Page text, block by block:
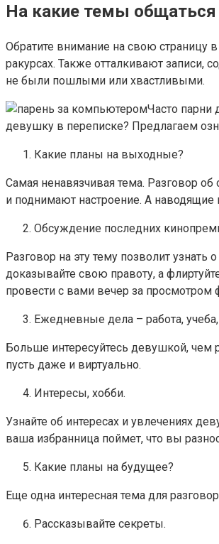
На какие темы общаться
Обратите внимание на свою страницу
ракурсах. Также отталкивают
не были пошлыми или хвастливыми.
Часто парни
девушку в переписке? Предлагаем
Какие планы на выходные?
Самая ненавязчивая тема. Разговор
и поднимают настроение. А
Обсуждение последних
Разговор на эту тему позволит
доказывайте свою правоту, а
провести с вами вечер за просмотром
Ежедневные дела – работа, учеба,
Больше интересуйтесь девушкой, чем
пусть даже и виртуально.
Интересы, хобби.
Узнайте об интересах и увлечениях
ваша избранница поймет, что вы
Какие планы на будущее?
Еще одна интересная тема для
Рассказывайте секреты.